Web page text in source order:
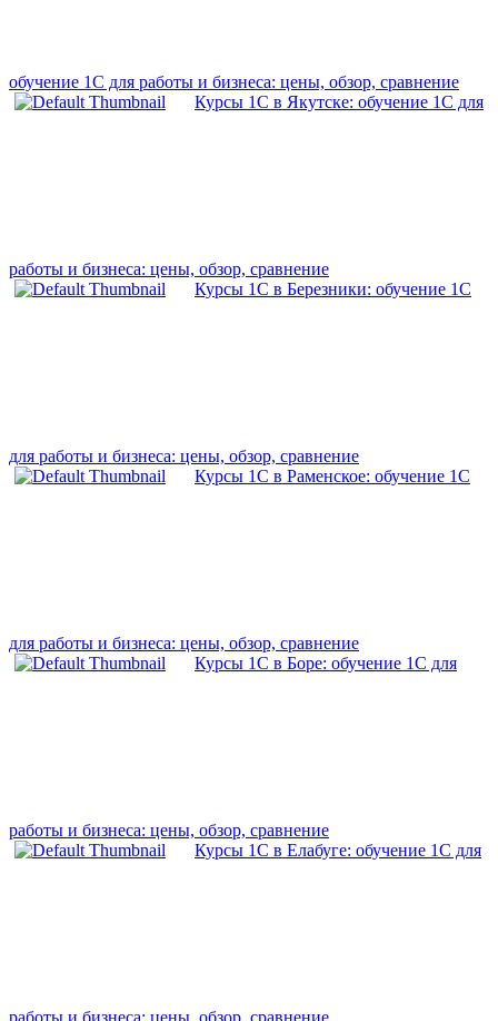
обучение 1С для работы и бизнеса: цены, обзор, сравнение
Курсы 1С в Якутске: обучение 1С для
работы и бизнеса: цены, обзор, сравнение
Курсы 1С в Березники: обучение 1С
для работы и бизнеса: цены, обзор, сравнение
Курсы 1С в Раменское: обучение 1С
для работы и бизнеса: цены, обзор, сравнение
Курсы 1С в Боре: обучение 1С для
работы и бизнеса: цены, обзор, сравнение
Курсы 1С в Елабуге: обучение 1С для